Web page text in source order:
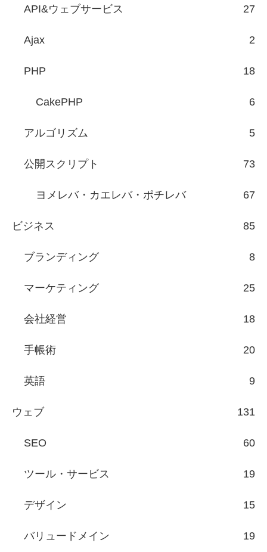
API&ウェブサービス 27
Ajax 2
PHP 18
CakePHP 6
アルゴリズム 5
公開スクリプト 73
ヨメレバ・カエレバ・ポチレバ 67
ビジネス 85
ブランディング 8
マーケティング 25
会社経営 18
手帳術 20
英語 9
ウェブ 131
SEO 60
ツール・サービス 19
デザイン 15
バリュードメイン 19